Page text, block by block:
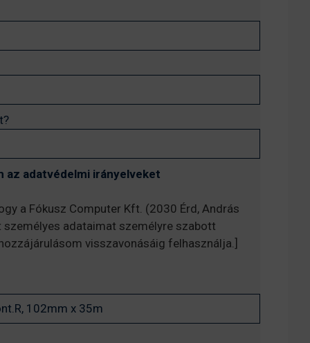
az adatvédelmi irányelveket
a Fókusz Computer Kft. (2030 Érd, András
adataimat személyre szabott
visszavonásáig felhasználja.]